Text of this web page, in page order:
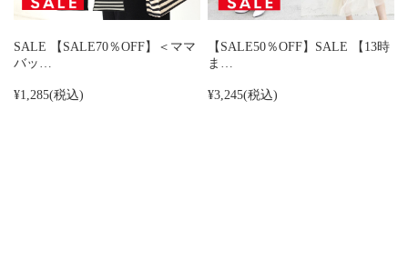
SALE 【SALE70％OFF】＜ママ
バッ…
¥1,285(税込)
【SALE50％OFF】SALE 【13時
ま…
¥3,245(税込)